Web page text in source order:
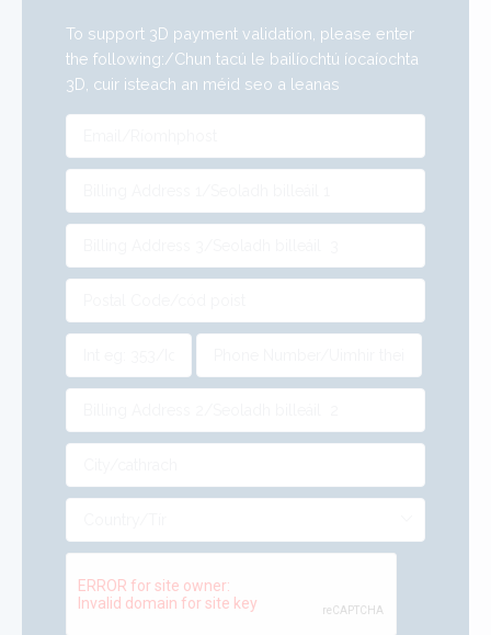
To support 3D payment validation, please enter
the following:/Chun tacú le bailíochtú íocaíochta
3D, cuir isteach an méid seo a leanas